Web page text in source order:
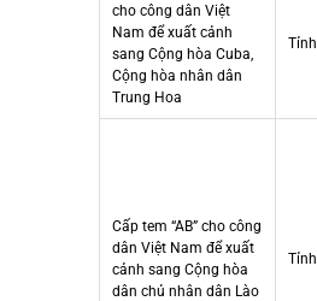
cho công dân Việt
Nam để xuất cảnh
sang Cộng hòa Cuba,
Cộng hòa nhân dân
Trung Hoa
Tỉnh
Cấp tem “AB” cho công
dân Việt Nam để xuất
cảnh sang Cộng hòa
dân chủ nhân dân Lào
Tỉnh